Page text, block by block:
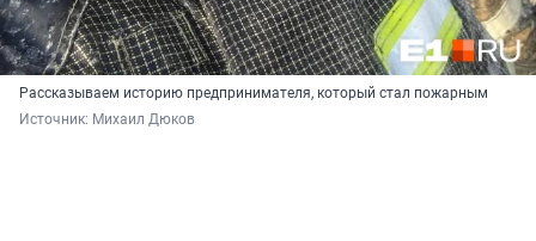
Рассказываем историю предпринимателя, который стал пожарным
Источник: Михаил Дюков